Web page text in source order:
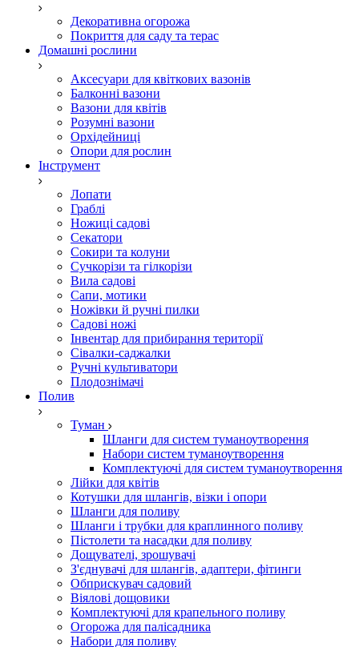
Декоративна огорожа
Покриття для саду та терас
Домашні рослини
Аксесуари для квіткових вазонів
Балконні вазони
Вазони для квітів
Розумні вазони
Орхідейниці
Опори для рослин
Інструмент
Лопати
Граблі
Ножиці садові
Секатори
Сокири та колуни
Сучкорізи та гілкорізи
Вила садові
Сапи, мотики
Ножівки й ручні пилки
Садові ножі
Інвентар для прибирання території
Сівалки-саджалки
Ручні культиватори
Плодознімачі
Полив
Туман
Шланги для систем туманоутворення
Набори систем туманоутворення
Комплектуючі для систем туманоутворення
Лійки для квітів
Котушки для шлангів, візки і опори
Шланги для поливу
Шланги і трубки для краплинного поливу
Пістолети та насадки для поливу
Дощувателі, зрошувачі
З'єднувачі для шлангів, адаптери, фітинги
Обприскувач садовий
Віялові дощовики
Комплектуючі для крапельного поливу
Огорожа для палісадника
Набори для поливу